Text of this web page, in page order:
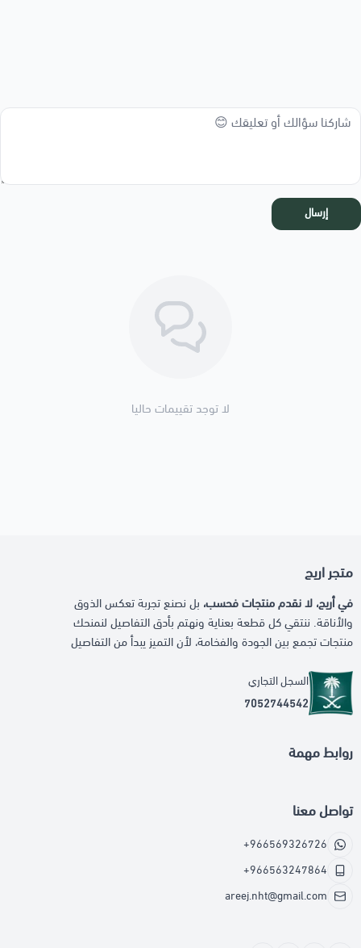
إرسال
لا توجد تقييمات حاليا
متجر اريج
في أريج، لا نقدم منتجات فحسب، بل نصنع تجربة تعكس الذوق
والأناقة. ننتقي كل قطعة بعناية ونهتم بأدق التفاصيل لنمنحك
منتجات تجمع بين الجودة والفخامة، لأن التميز يبدأ من التفاصيل
السجل التجاري
7052744542
روابط مهمة
تواصل معنا
+966569326726
+966563247864
areej.nht@gmail.com